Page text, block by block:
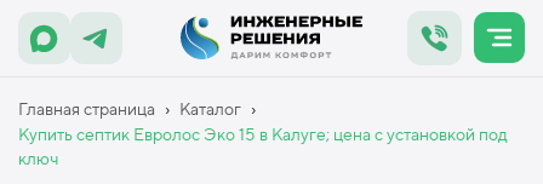
Главная страница › Каталог ›
Купить септик Евролос Эко 15 в Калуге; цена с установкой под
ключ